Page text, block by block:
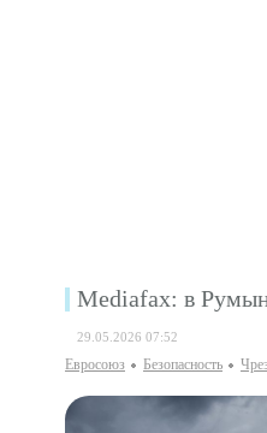
Mediafax: в
29.05.2026 07:52
Евросоюз Безопаcность